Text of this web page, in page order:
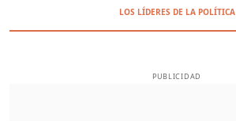
LOS LÍDERES DE LA POLÍTICA
PUBLICIDAD